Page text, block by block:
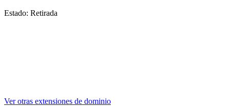
Estado: Retirada
Ver otras extensiones de dominio